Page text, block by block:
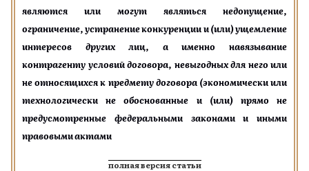
являются или могут являться недопущение,
ограничение, устранение конкуренции и (или) ущемление
интересов других лиц, а именнонавязывание
контрагенту условий договора, невыгодных для него или
не относящихся к предмету договора (экономически или
технологически не обоснованные и (или) прямо не
предусмотренные федеральными законамии иными
правовыми актами
полная версия статьи